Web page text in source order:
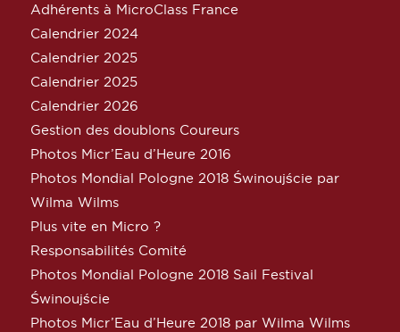
Adhérents à MicroClass France
Calendrier 2024
Calendrier 2025
Calendrier 2025
Calendrier 2026
Gestion des doublons Coureurs
Photos Micr’Eau d’Heure 2016
Photos Mondial Pologne 2018 Świnoujście par
Wilma Wilms
Plus vite en Micro ?
Responsabilités Comité
Photos Mondial Pologne 2018 Sail Festival
Świnoujście
Photos Micr’Eau d’Heure 2018 par Wilma Wilms